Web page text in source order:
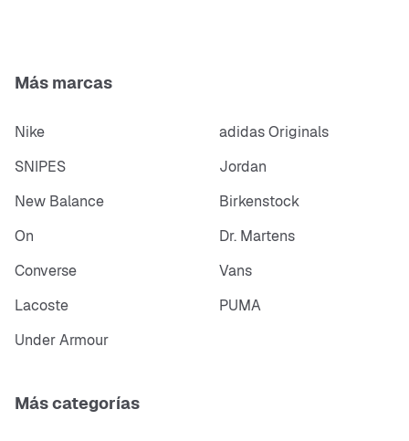
Más marcas
Nike
adidas Originals
SNIPES
Jordan
New Balance
Birkenstock
On
Dr. Martens
Converse
Vans
Lacoste
PUMA
Under Armour
Más categorías